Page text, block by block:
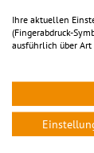
Nach
Map
akzeptieren
Ihre aktuellen
(Fingerabdruck-
ausführlich über Art